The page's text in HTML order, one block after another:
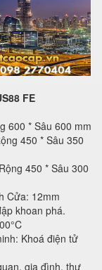
FE
600 * Sâu 600 mm
450 * Sâu 350
450 * Sâu 300
Cửa: 12mm
khoan phá.
Khoá điện tử
gia đình, thư